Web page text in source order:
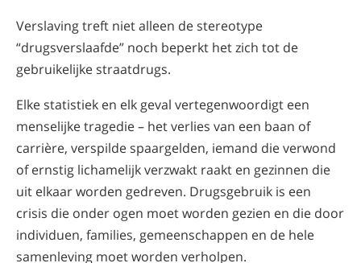
Verslaving treft niet alleen de stereotype
“drugsverslaafde” noch beperkt het zich tot de
gebruikelijke straatdrugs.
Elke statistiek en elk geval vertegenwoordigt een
menselijke tragedie – het verlies van een baan of
carrière, verspilde spaargelden, iemand die verwond
of ernstig lichamelijk verzwakt raakt en gezinnen die
uit elkaar worden gedreven. Drugsgebruik is een
crisis die onder ogen moet worden gezien en die door
individuen, families, gemeenschappen en de hele
samenleving moet worden verholpen.